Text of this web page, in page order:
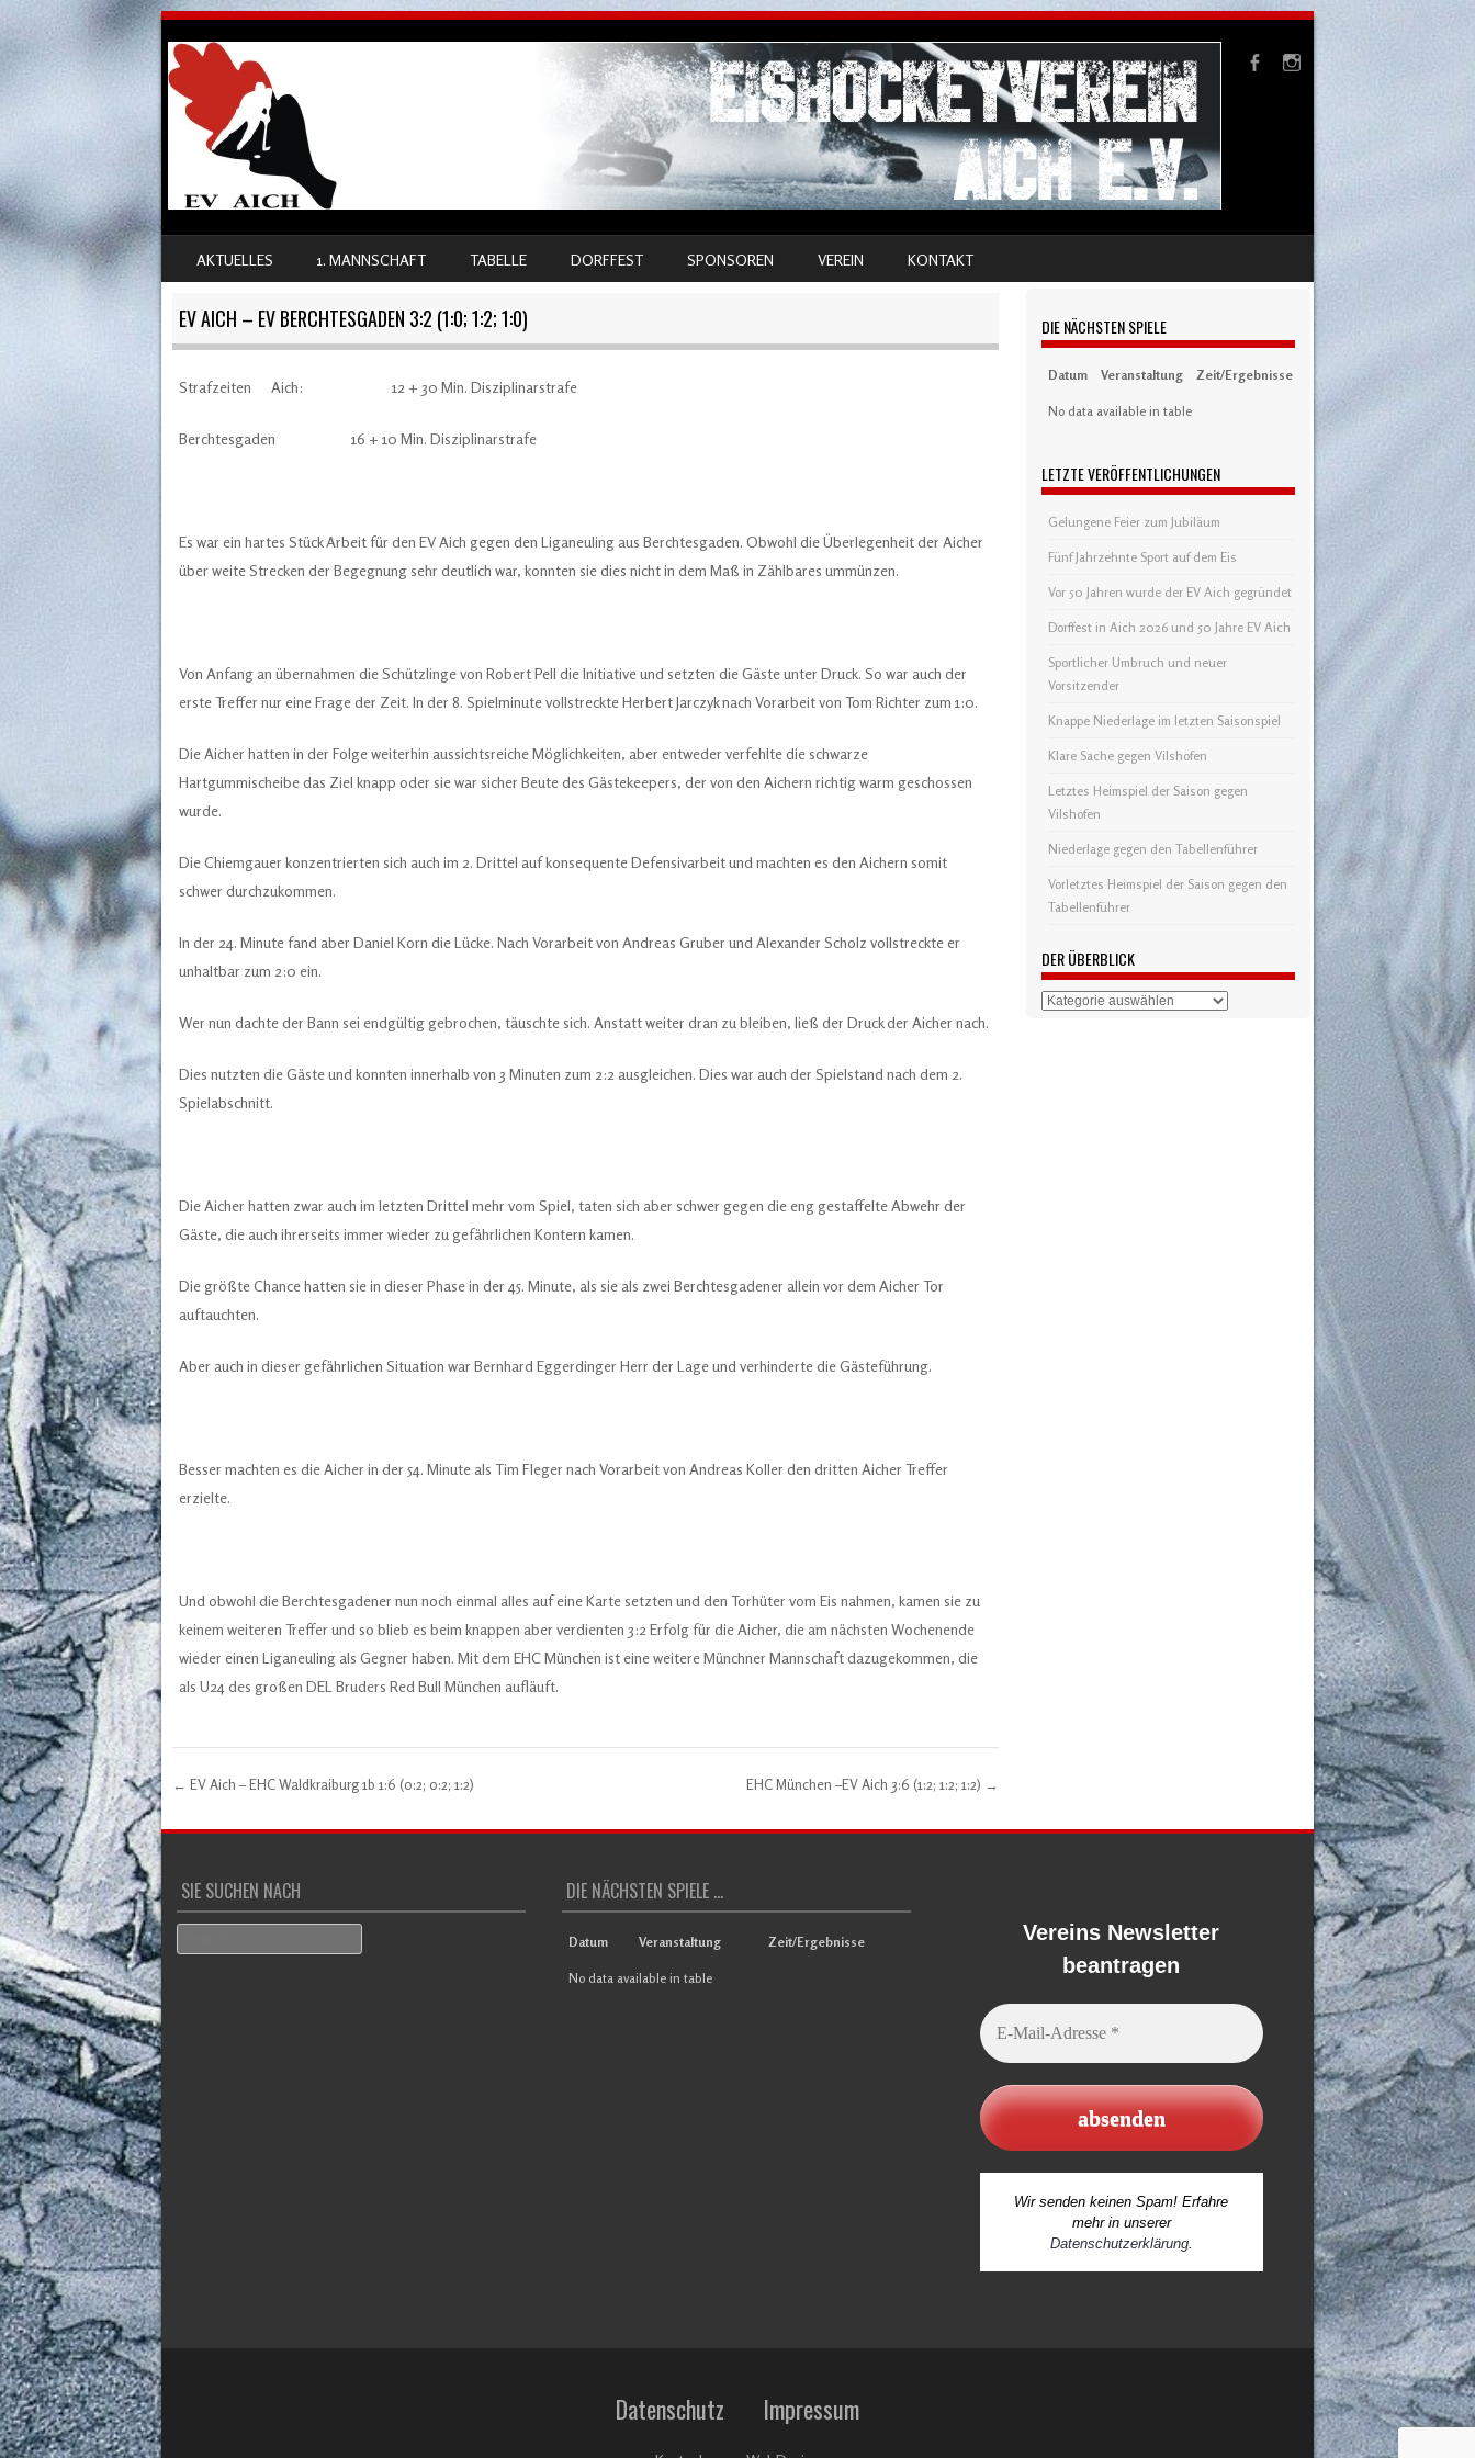
MENU
AKTUELLES 1. MANNSCHAFT TABELLE DORFFEST SPONSOREN VEREIN KONTAKT
EV AICH – EV BERCHTESGADEN 3:2 (1:0; 1:2; 1:0)
Strafzeiten Aich: 12 + 30 Min. Disziplinarstrafe
Berchtesgaden 16 + 10 Min. Disziplinarstrafe
Es war ein hartes Stück Arbeit für den EV Aich gegen den Liganeuling aus Berchtesgaden. Obwohl die Überlegenheit der Aicher
über weite Strecken der Begegnung sehr deutlich war, konnten sie dies nicht in dem Maß in Zählbares ummünzen.
Von Anfang an übernahmen die Schützlinge von Robert Pell die Initiative und setzten die Gäste unter Druck. So war auch der
erste Treffer nur eine Frage der Zeit. In der 8. Spielminute vollstreckte Herbert Jarczyk nach Vorarbeit von Tom Richter zum 1:0.
Die Aicher hatten in der Folge weiterhin aussichtsreiche Möglichkeiten, aber entweder verfehlte die schwarze
Hartgummischeibe das Ziel knapp oder sie war sicher Beute des Gästekeepers, der von den Aichern richtig warm geschossen
wurde.
Die Chiemgauer konzentrierten sich auch im 2. Drittel auf konsequente Defensivarbeit und machten es den Aichern somit
schwer durchzukommen.
In der 24. Minute fand aber Daniel Korn die Lücke. Nach Vorarbeit von Andreas Gruber und Alexander Scholz vollstreckte er
unhaltbar zum 2:0 ein.
Wer nun dachte der Bann sei endgültig gebrochen, täuschte sich. Anstatt weiter dran zu bleiben, ließ der Druck der Aicher nach.
Dies nutzten die Gäste und konnten innerhalb von 3 Minuten zum 2:2 ausgleichen. Dies war auch der Spielstand nach dem 2.
Spielabschnitt.
Die Aicher hatten zwar auch im letzten Drittel mehr vom Spiel, taten sich aber schwer gegen die eng gestaffelte Abwehr der
Gäste, die auch ihrerseits immer wieder zu gefährlichen Kontern kamen.
Die größte Chance hatten sie in dieser Phase in der 45. Minute, als sie als zwei Berchtesgadener allein vor dem Aicher Tor
auftauchten.
Aber auch in dieser gefährlichen Situation war Bernhard Eggerdinger Herr der Lage und verhinderte die Gästeführung.
Besser machten es die Aicher in der 54. Minute als Tim Fleger nach Vorarbeit von Andreas Koller den dritten Aicher Treffer
erzielte.
Und obwohl die Berchtesgadener nun noch einmal alles auf eine Karte setzten und den Torhüter vom Eis nahmen, kamen sie zu
keinem weiteren Treffer und so blieb es beim knappen aber verdienten 3:2 Erfolg für die Aicher, die am nächsten Wochenende
wieder einen Liganeuling als Gegner haben. Mit dem EHC München ist eine weitere Münchner Mannschaft dazugekommen, die
als U24 des großen DEL Bruders Red Bull München aufläuft.
Post navigation
← EV Aich – EHC Waldkraiburg 1b 1:6 (0:2; 0:2; 1:2) EHC München –EV Aich 3:6 (1:2; 1:2; 1:2) →
DIE NÄCHSTEN SPIELE
Datum Veranstaltung Zeit/Ergebnisse Austragungsort
No data available in table
LETZTE VERÖFFENTLICHUNGEN
Gelungene Feier zum Jubiläum
Fünf Jahrzehnte Sport auf dem Eis
Vor 50 Jahren wurde der EV Aich gegründet
Dorffest in Aich 2026 und 50 Jahre EV Aich
Sportlicher Umbruch und neuer
Vorsitzender
Knappe Niederlage im letzten Saisonspiel
Klare Sache gegen Vilshofen
Letztes Heimspiel der Saison gegen
Vilshofen
Niederlage gegen den Tabellenführer
Vorletztes Heimspiel der Saison gegen den
Tabellenführer
DER ÜBERBLICK
Der
SIE SUCHEN NACH DIE NÄCHSTEN SPIELE ...
Datum Veranstaltung Zeit/Ergebnisse
No data available in table
Vereins Newsletter
beantragen
Wir senden keinen Spam! Erfahre
mehr in unserer
Datenschutzerklärung.
Datenschutz Impressum